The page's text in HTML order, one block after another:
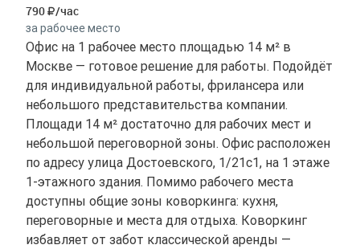
790 /час
за рабочее место
Офис на 1 рабочее место площадью 14 м² в
Москве — готовое решение для работы. Подойдёт
для индивидуальной работы, фрилансера или
небольшого представительства компании.
Площади 14 м² достаточно для рабочих мест и
небольшой переговорной зоны. Офис расположен
по адресу улица Достоевского, 1/21с1, на 1 этаже
1-этажного здания. Помимо рабочего места
доступны общие зоны коворкинга: кухня,
переговорные и места для отдыха. Коворкинг
избавляет от забот классической аренды —